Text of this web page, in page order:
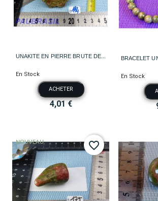
UNAKITE EN PIERRE BRUTE DE...
En Stock
ACHETER
4,01 €
BRACELET
En Stock
NOUVEAU favorite_border